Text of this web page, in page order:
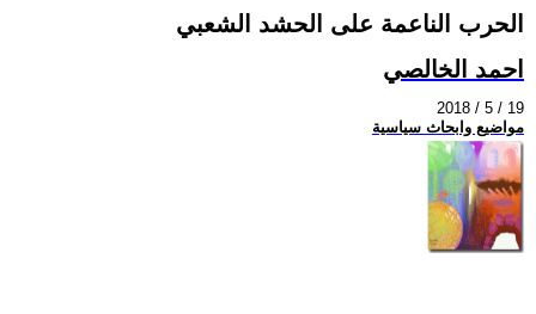
الحرب الناعمة على الحشد الشعبي
احمد الخالصي
2018 / 5 / 19
مواضيع وابحاث سياسية